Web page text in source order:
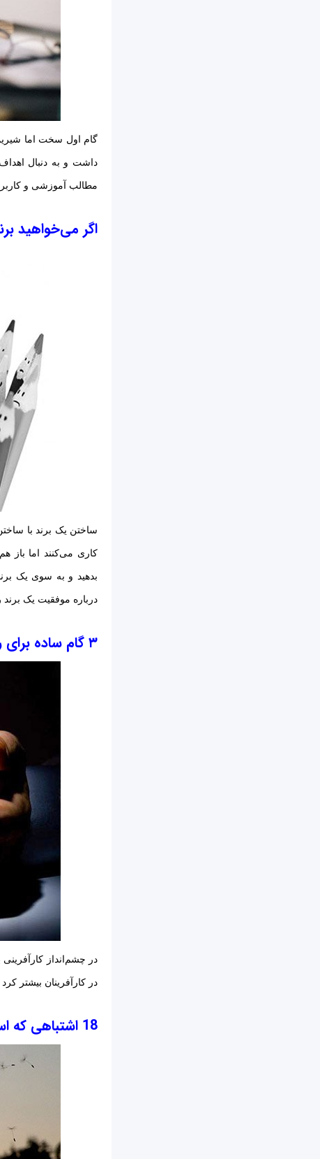
گام اول سخت اما
داشت و به دنبال اهداف
مطالب آموزشی و
اگر می‌خواهید
ساختن یک برند با
کاری می‌کنند اما باز
بدهید و به سوی یک
درباره موفقیت یک برند
۳ گام ساده برای رشد ۱۰ برابری یک استارتاپ‌
در کارآفرینان بیشتر
18 اشتباهی که استارت‌آپ‌ها را نابود می‌کند